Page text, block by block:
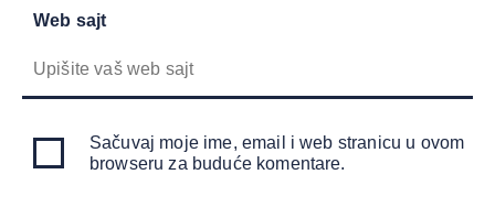
Web sajt
Sačuvaj moje ime, email i web stranicu u ovom
browseru za buduće komentare.